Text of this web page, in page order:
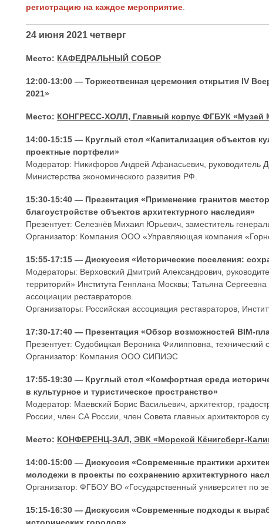
регистрацию на каждое мероприятие
24 июня 2021 четверг
Место: КАФЕДРАЛЬНЫЙ СОБОР
12:00-13:00 — Торжественная церемония открытия IV
2021»
Место: КОНГРЕСС-ХОЛЛ, Главный корпус ФГБУК «Музей
14:00-15:15 — Круглый стол «Капитализация объектов
проектные портфели»
Модератор: Никифоров Андрей Афанасьевич, руководитель
Министерства экономического развития РФ.
15:30-15:40 — Презентация «Применение гранитов
благоустройстве объектов архитектурного наследия»
Презентует: Селезнёв Михаил Юрьевич, заместитель
Организатор: Компания ООО «Управляющая компания
15:55-17:15 — Дискуссия «Исторические поселения:
Модераторы: Верховский Дмитрий Александрович,
территорий» Института Генплана Москвы; Татьяна
ассоциации реставраторов.
Организаторы: Российская ассоциация реставраторов,
17:30-17:40 — Презентация «Обзор возможностей BIM-
Презентует: Судобицкая Вероника Филипповна, технический
Организатор: Компания ООО СИПИЭС
17:55-19:30 — Круглый стол «Комфортная среда
в культурное и туристическое пространство»
Модератор: Маевский Борис Васильевич, архитектор,
России, член СА России, член Совета главных архитекторов
Место: КОНФЕРЕНЦ-ЗАЛ, ЭВК «Морской Кёнигсберг-
14:00-15:00 — Дискуссия «Современные практики
молодежи в проекты по сохранению архитектурного
Организатор: ФГБОУ ВО «Государственный университет по
15:15-16:30 — Дискуссия «Современные подходы к